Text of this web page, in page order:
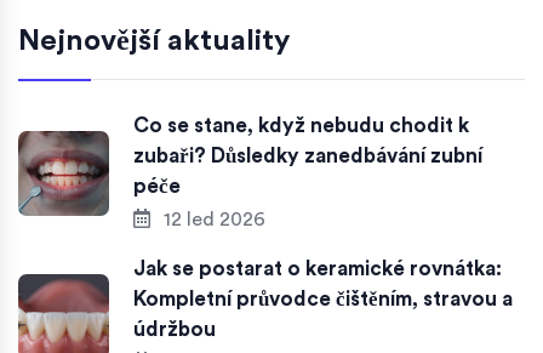
Nejnovější aktuality
Co se stane, když nebudu chodit k
zubaři? Důsledky zanedbávání zubní
péče
12 led 2026
Jak se postarat o keramické rovnátka:
Kompletní průvodce čištěním, stravou a
údržbou